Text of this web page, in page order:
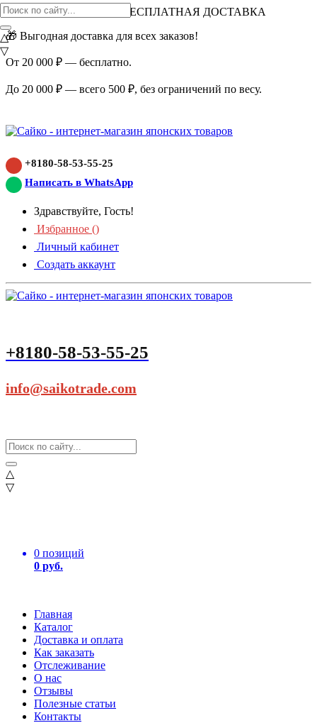
ВНИМАНИЕ АКЦИЯ!
БЕСПЛАТНАЯ ДОСТАВКА
🎁 Выгодная доставка для всех заказов!
От 20 000 ₽ — бесплатно.
До 20 000 ₽ — всего 500 ₽, без ограничений по весу.
+8180-58-53-55-25
Написать в WhatsApp
Здравствуйте, Гость!
Избранное ()
Личный кабинет
Создать аккаунт
+8180-58-53-55-25
info@saikotrade.com
△
▽
0 позиций
0 руб.
Главная
Каталог
Доставка и оплата
Как заказать
Отслеживание
О нас
Отзывы
Полезные статьи
Контакты
△
▽